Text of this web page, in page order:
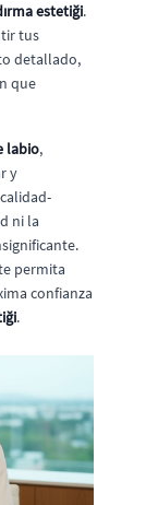
estetiği.
tus
detallado,
que
labio,
y
ni la
permita
confianza
.